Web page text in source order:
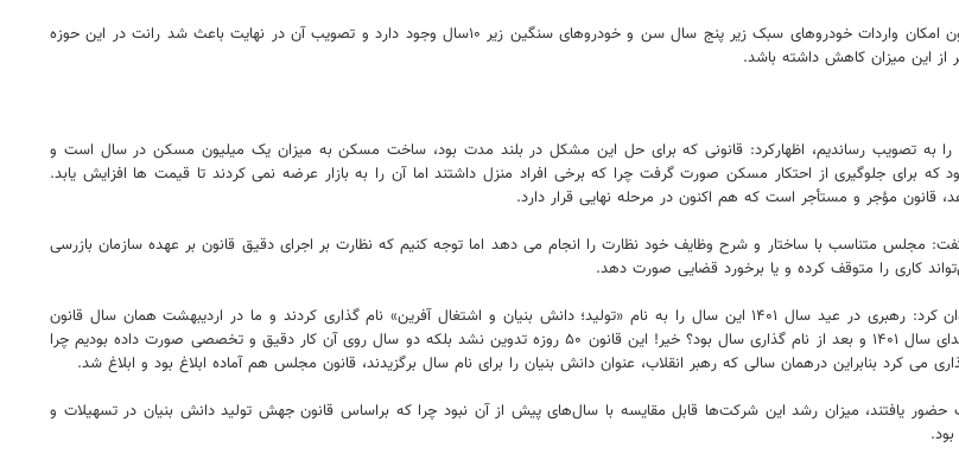
وی با اشاره به قانون ساماندهی وضعیت خودرو و واردات خودرو عنوان کرد: بر اساس این قانون امکان واردات خودروهای سبک زیر پنج سال سن و خودروهای سنگین زیر ۱۰سال وجود دارد و تصویب آن در نهایت باعث شد رانت در این حوزه
را به تصویب رساندیم، اظهارکرد: قانونی که برای حل این مشکل در بلند مدت بود، ساخت مسکن به میزان یک میلیون مسکن در سال است و
برای جلوگیری از احتکار مسکن صورت گرفت چرا که برخی افراد منزل داشتند اما آن را به بازار عرضه نمی کردند تا قیمت ها افزایش یابد.
قانون مؤجر و مستأجر است که هم اکنون در مرحله نهایی قرار دارد.
مجلس متناسب با ساختار و شرح وظایف خود نظارت را انجام می دهد اما توجه کنیم که نظارت بر اجرای دقیق قانون بر عهده سازمان بازرسی
کاری را متوقف کرده و یا برخورد قضایی صورت دهد.
رئیس نهاد قانونگذاری کشورمان در ادامه با اشاره به تصویب قوانینی در حوزه دانش‌بنیان عنوان کرد: رهبری در عید سال ۱۴۰۱ این سال را به نام «تولید؛ دانش بنیان و اشتغال آفرین» نام گذاری کردند و ما در اردیبهشت همان سال قانون
جهش تولید دانش بنیان را برای اجرا ابلاغ کردیم. اما آیا این قانون نتیجه بررسی ۵۰ روزه از ابتدای سال ۱۴۰۱ و بعد از نام گذاری سال بود؟ خیر! این قانون ۵۰ روزه تدوین نشد بلکه دو سال روی آن کار دقیق و تخصصی صورت داده بودیم چرا
کرد بنابراین درهمان سالی که رهبر انقلاب، عنوان دانش بنیان را برای نام سال برگزیدند، قانون مجلس هم آماده ابلاغ بود و ابلاغ شد.
رهبر معظم انقلاب حضور یافتند، میزان رشد این شرکت‌ها قابل مقایسه با سال‌های پیش از آن نبود چرا که براساس قانون جهش تولید دانش بنیان در تسهیلات و